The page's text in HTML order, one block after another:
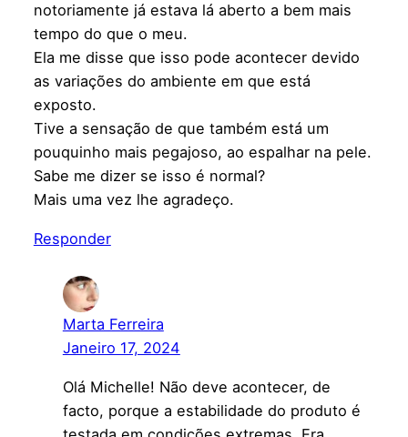
notoriamente já estava lá aberto a bem mais
tempo do que o meu.
Ela me disse que isso pode acontecer devido
as variações do ambiente em que está
exposto.
Tive a sensação de que também está um
pouquinho mais pegajoso, ao espalhar na pele.
Sabe me dizer se isso é normal?
Mais uma vez lhe agradeço.
Responder
Marta Ferreira
Janeiro 17, 2024
Olá Michelle! Não deve acontecer, de
facto, porque a estabilidade do produto é